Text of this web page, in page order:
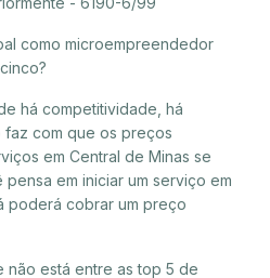
como microempreendedor
há competitividade, há
faz com que os preços
em Central de Minas se
em iniciar um serviço em
poderá cobrar um preço
não está entre as top 5 de